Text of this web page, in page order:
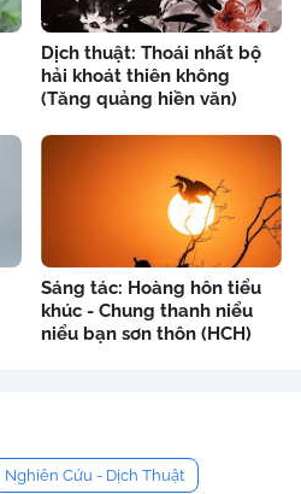
Dịch thuật: Thoái nhất bộ
hải khoát thiên không
(Tăng quảng hiền văn)
Sáng tác: Hoàng hôn tiểu
khúc - Chung thanh niểu
niểu bạn sơn thôn (HCH)
Nghiên Cứu - Dịch Thuật